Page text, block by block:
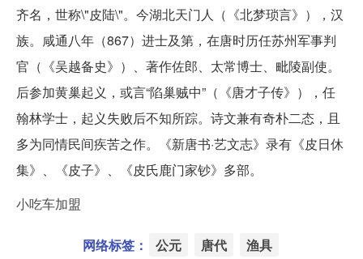
齐名，世称\"皮陆\"。今湖北天门人（《北梦琐言》），汉
族。咸通八年（867）进士及第，在唐时历任苏州军事判
官（《吴越备史》）、著作佐郎、太常博士、毗陵副使。
后参加黄巢起义，或言“陷巢贼中”（《唐才子传》），任
翰林学士，起义失败后不知所踪。诗文兼有奇朴二态，且
多为同情民间疾苦之作。《新唐书·艺文志》录有《皮日休
集》、《皮子》、《皮氏鹿门家钞》多部。
小吃车加盟
网络标签： 公元 唐代 渔具